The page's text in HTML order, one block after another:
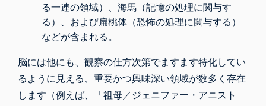
る一連の領域）、海馬（記憶の処理に関与す
る）、および扁桃体（恐怖の処理に関与する）
などが含まれる。
脳には他にも、観察の仕方次第でますます特化してい
るように見える、重要かつ興味深い領域が数多く存在
します（例えば、「祖母／ジェニファー・アニスト